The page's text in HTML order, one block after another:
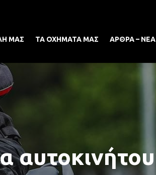
ΜΑΣ ΤΑ ΟΧΗΜΑΤΑ ΜΑΣ ΑΡΘΡΑ – ΝΕΑ
αυτοκινήτου